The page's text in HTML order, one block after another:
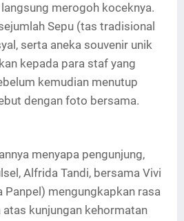
merogoh koceknya.
Sepu (tas tradisional
serta aneka souvenir unik
kepada para staf yang
kemudian menutup
dengan foto bersama.
menyapa pengunjung,
Alfrida Tandi, bersama Vivi
Panpel) mengungkapkan rasa
atas kunjungan kehormatan